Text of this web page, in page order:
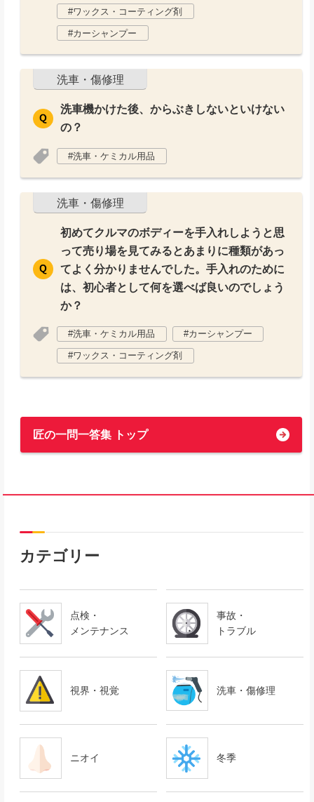
ワックス・コーティング剤
カーシャンプー
洗車・傷修理
洗車機かけた後、からぶきしないといけない
の？
洗車・ケミカル用品
洗車・傷修理
初めてクルマのボディーを手入れしようと思
って売り場を見てみるとあまりに種類があっ
てよく分かりませんでした。手入れのために
は、初心者として何を選べば良いのでしょう
か？
洗車・ケミカル用品 カーシャンプー
ワックス・コーティング剤
匠の一問一答集 トップ
カテゴリー
点検・
メンテナンス
事故・
トラブル
視界・視覚 洗車・傷修理
ニオイ 冬季